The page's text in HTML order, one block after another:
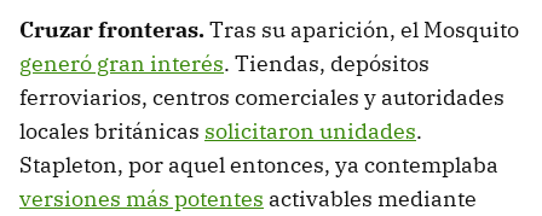
Cruzar fronteras.Tras su aparición, el Mosquito
generó gran interés. Tiendas, depósitos
ferroviarios, centros comerciales y autoridades
locales británicas solicitaron unidades.
Stapleton, por aquel entonces, ya contemplaba
versiones más potentes activables mediante